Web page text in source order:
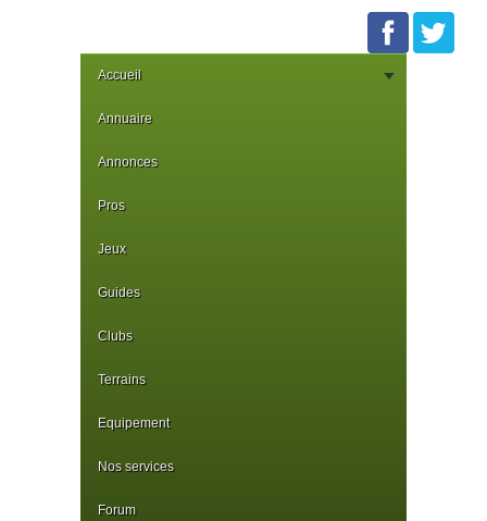
Accueil
Annuaire
Annonces
Pros
Jeux
Guides
Clubs
Terrains
Equipement
Nos services
Forum